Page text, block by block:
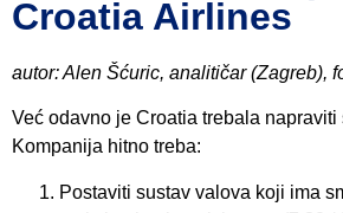
Croatia Airlines
autor: Alen Šćuric, analitičar (Zagreb),
Već odavno je Croatia trebala
Kompanija hitno treba:
Postaviti sustav valova koji ima